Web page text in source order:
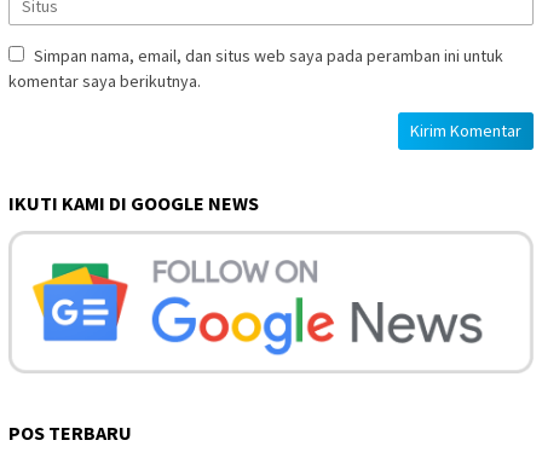
Simpan nama, email, dan situs web saya pada peramban ini untuk
komentar saya berikutnya.
IKUTI KAMI DI GOOGLE NEWS
POS TERBARU